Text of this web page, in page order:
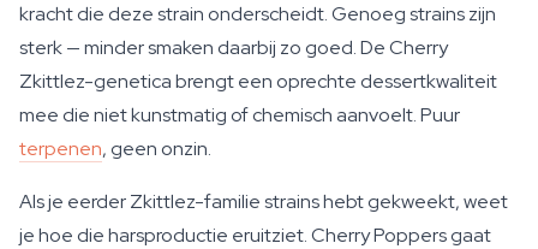
kracht die deze strain onderscheidt. Genoeg strains zijn
sterk — minder smaken daarbij zo goed. De Cherry
Zkittlez-genetica brengt een oprechte dessertkwaliteit
mee die niet kunstmatig of chemisch aanvoelt. Puur
terpenen, geen onzin.
Als je eerder Zkittlez-familie strains hebt gekweekt, weet
je hoe die harsproductie eruitziet. Cherry Poppers gaat